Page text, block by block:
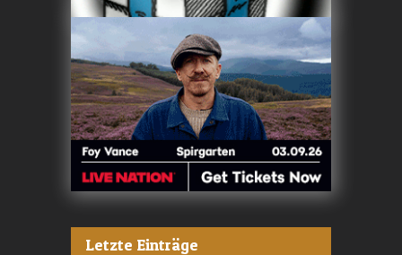
Letzte Einträge